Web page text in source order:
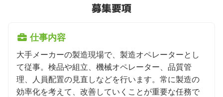
募集要項
仕事内容
大手メーカーの製造現場で、製造オペレーターとし
て従事。検品や組立、機械オペレーター、品質管
理、人員配置の見直しなどを行います。常に製造の
効率化を考えて、改善していくことが重要な任務で